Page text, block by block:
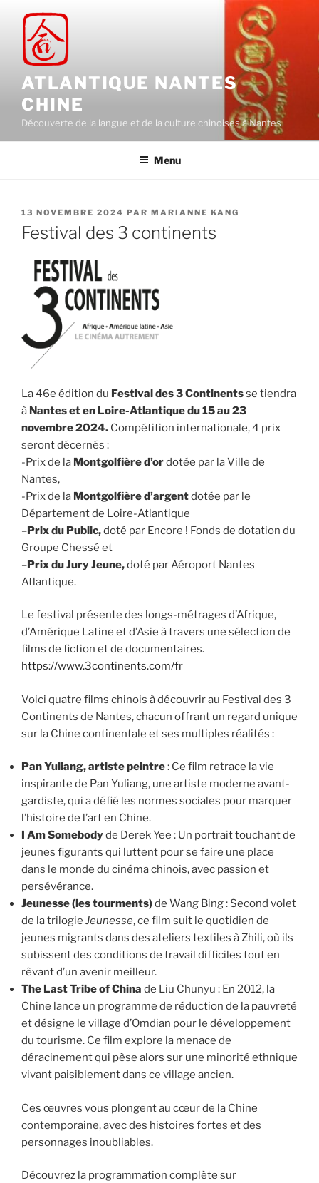
contenu
principal
ATLANTIQUE NANTES
CHINE
Découverte de la langue et de la culture chinoises à Nantes
Menu
PUBLIÉ
LE
13 NOVEMBRE 2024 PAR MARIANNE KANG
Festival des 3 continents
La 46e édition du Festival des 3 Continentsse tiendra
à Nantes et en Loire-Atlantique du 15 au 23
novembre 2024. Compétition internationale, 4 prix
seront décernés :
-Prix de la Montgolfière d’ordotée par la Ville de
Nantes,
-Prix de la Montgolfière d’argentdotée par le
Département de Loire-Atlantique
–Prix du Public,doté par Encore ! Fonds de dotation du
Groupe Chessé et
–Prix du Jury Jeune,doté par Aéroport Nantes
Atlantique.
Le festival présente des longs-métrages d’Afrique,
d’Amérique Latine et d’Asie à travers une sélection de
films de fiction et de documentaires.
https://www.3continents.com/fr
Voici quatre films chinois à découvrir au Festival des 3
Continents de Nantes, chacun offrant un regard unique
sur la Chine continentale et ses multiples réalités :
Pan Yuliang, artiste peintre: Ce film retrace la vie
inspirante de Pan Yuliang, une artiste moderne avant-
gardiste, qui a défié les normes sociales pour marquer
l’histoire de l’art en Chine.
I Am Somebodyde Derek Yee : Un portrait touchant de
jeunes figurants qui luttent pour se faire une place
dans le monde du cinéma chinois, avec passion et
persévérance.
Jeunesse (les tourments)de Wang Bing : Second volet
de la trilogie Jeunesse, ce film suit le quotidien de
jeunes migrants dans des ateliers textiles à Zhili, où ils
subissent des conditions de travail difficiles tout en
rêvant d’un avenir meilleur.
The Last Tribe of China de Liu Chunyu : En 2012, la
Chine lance un programme de réduction de la pauvreté
et désigne le village d’Omdian pour le développement
du tourisme. Ce film explore la menace de
déracinement qui pèse alors sur une minorité ethnique
vivant paisiblement dans ce village ancien.
Ces œuvres vous plongent au cœur de la Chine
contemporaine, avec des histoires fortes et des
personnages inoubliables.
Découvrez la programmation complète sur